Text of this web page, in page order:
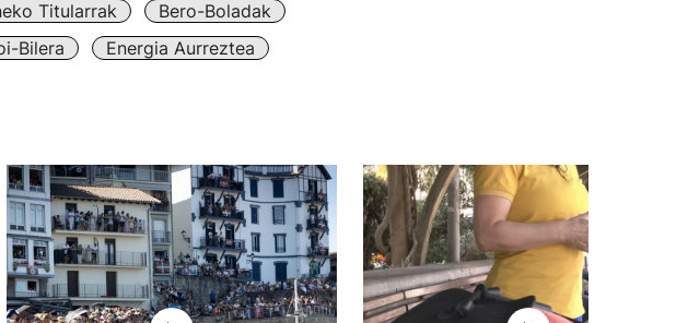
Titularrak
Bero-Boladak
Bilera Energia Aurreztea